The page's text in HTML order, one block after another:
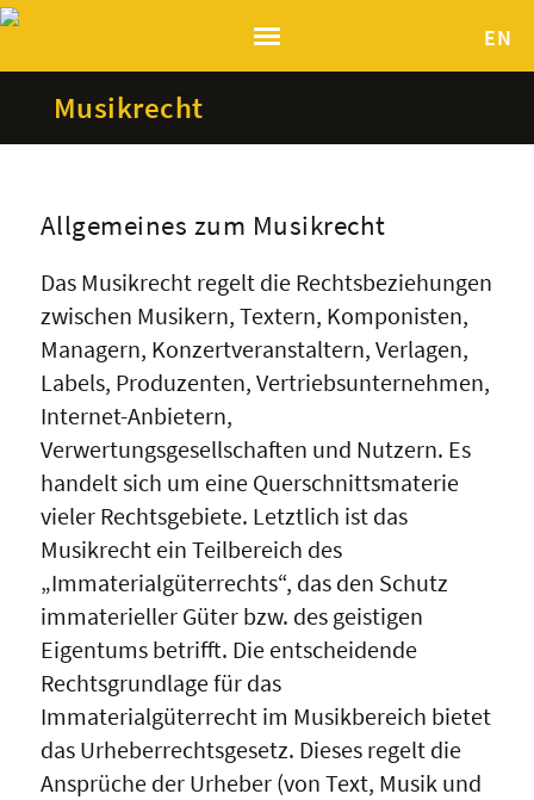
EN
Musikrecht
Allgemeines zum Musikrecht
Das Musikrecht regelt die Rechtsbeziehungen
zwischen Musikern, Textern, Komponisten,
Managern, Konzertveranstaltern, Verlagen,
Labels, Produzenten, Vertriebsunternehmen,
Internet-Anbietern,
Verwertungsgesellschaften und Nutzern. Es
handelt sich um eine Querschnittsmaterie
vieler Rechtsgebiete. Letztlich ist das
Musikrecht ein Teilbereich des
„Immaterialgüterrechts“, das den Schutz
immaterieller Güter bzw. des geistigen
Eigentums betrifft. Die entscheidende
Rechtsgrundlage für das
Immaterialgüterrecht im Musikbereich bietet
das Urheberrechtsgesetz. Dieses regelt die
Ansprüche der Urheber (von Text, Musik und